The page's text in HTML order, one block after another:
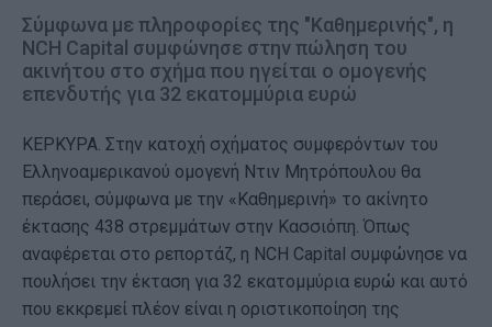
Σύμφωνα με πληροφορίες της "Καθημερινής", η
NCH Capital συμφώνησε στην πώληση του
ακινήτου στο σχήμα που ηγείται ο ομογενής
επενδυτής για 32 εκατομμύρια ευρώ
ΚΕΡΚΥΡΑ. Στην κατοχή σχήματος συμφερόντων του
Ελληνοαμερικανού ομογενή Ντιν Μητρόπουλου θα
περάσει, σύμφωνα με την «Καθημερινή» το ακίνητο
έκτασης 438 στρεμμάτων στην Κασσιόπη. Όπως
αναφέρεται στο ρεπορτάζ, η NCH Capital συμφώνησε να
πουλήσει την έκταση για 32 εκατομμύρια ευρώ και αυτό
που εκκρεμεί πλέον είναι η οριστικοποίηση της